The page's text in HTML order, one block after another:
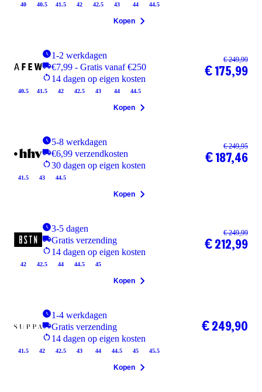
40 40.5 41.5 42 42.5 43 44 44.5
Kopen
1-2 werkdagen
€7,99 - Gratis vanaf €250
14 dagen op eigen kosten
40.5 41.5 42 42.5 43 44 44.5
€ 249,99
€ 175,99
Kopen
5-8 werkdagen
€6,99 verzendkosten
30 dagen op eigen kosten
41.5 43 44.5
€ 249,95
€ 187,46
Kopen
3-5 dagen
Gratis verzending
14 dagen op eigen kosten
42 42.5 44 44.5 45
€ 249,99
€ 212,99
Kopen
1-4 werkdagen
Gratis verzending
14 dagen op eigen kosten
41.5 42 42.5 43 44 44.5 45 45.5
€ 249,90
Kopen